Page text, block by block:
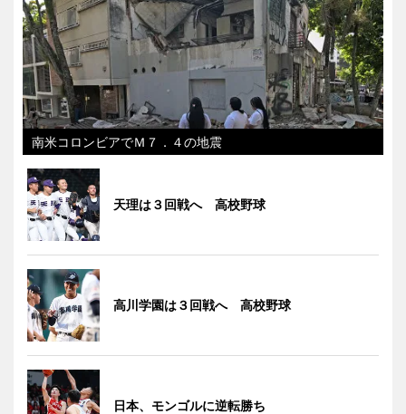
南米コロンビアでＭ７．４の地震
天理は３回戦へ 高校野球
高川学園は３回戦へ 高校野球
日本、モンゴルに逆転勝ち